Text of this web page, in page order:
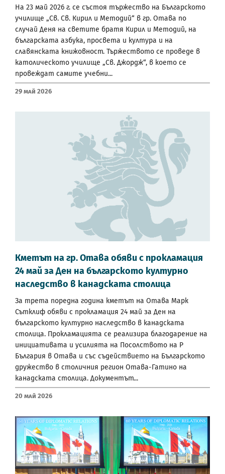
На 23 май 2026 г. се състоя тържество на Българското
училище „Св. Св. Кирил и Методий“ в гр. Отава по
случай Деня на светите братя Кирил и Методий, на
българската азбука, просвета и култура и на
славянската книжовност. Тържеството се проведе в
католическото училище „Св. Джордж“, в което се
провеждат самите учебни...
29 Май 2026
Кметът на гр. Отава обяви с прокламация
24 май за Ден на българското културно
наследство в канадската столица
За трета поредна година кметът на Отава Марк
Сътклиф обяви с прокламация 24 май за Ден на
българското културно наследство в канадската
столица. Прокламацията се реализира благодарение на
инициативата и усилията на Посолството на Р
България в Отава и със съдействието на Българското
дружество в столичния регион Отава-Гатино на
канадската столица. Документът...
20 Май 2026